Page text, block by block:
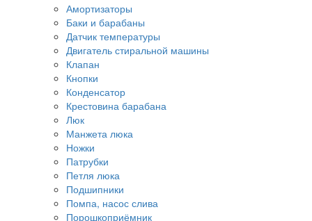
Амортизаторы
Баки и барабаны
Датчик температуры
Двигатель стиральной машины
Клапан
Кнопки
Конденсатор
Крестовина барабана
Люк
Манжета люка
Ножки
Патрубки
Петля люка
Подшипники
Помпа, насос слива
Порошкоприёмник